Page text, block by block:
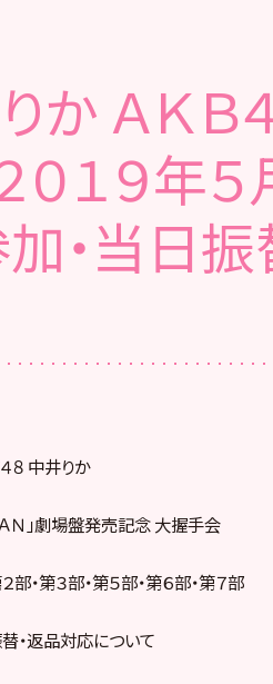
か ＡＫＢ
１９年５
加・当日振
８ 中井りか
ＡＮ」劇場盤発売記念 大握手会
部・第３部・第５部・第６部・第７部
・返品対応について